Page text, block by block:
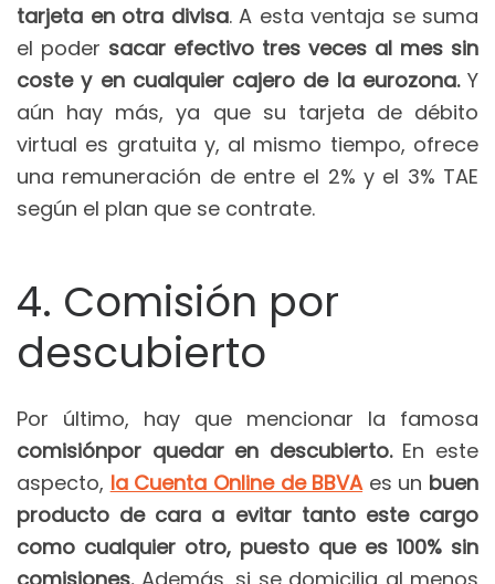
tarjeta en otra divisa. A esta ventaja se suma
el poder sacar efectivo tres veces al mes sin
coste y en cualquier cajero de la eurozona.Y
aún hay más, ya que su tarjeta de débito
virtual es gratuita y, al mismo tiempo, ofrece
una remuneración de entre el 2% y el 3% TAE
según el plan que se contrate.
4. Comisión por
descubierto
Por último, hay que mencionar la famosa
comisiónpor quedar en descubierto. En este
aspecto, la Cuenta Online de BBVAes un buen
producto de cara a evitar tanto este cargo
como cualquier otro, puesto que es 100% sin